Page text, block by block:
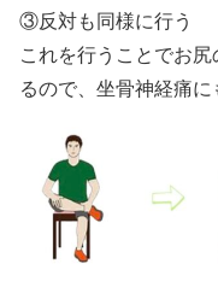
③反対も同様に行う
これを行うことでお
るので、坐骨神経痛に